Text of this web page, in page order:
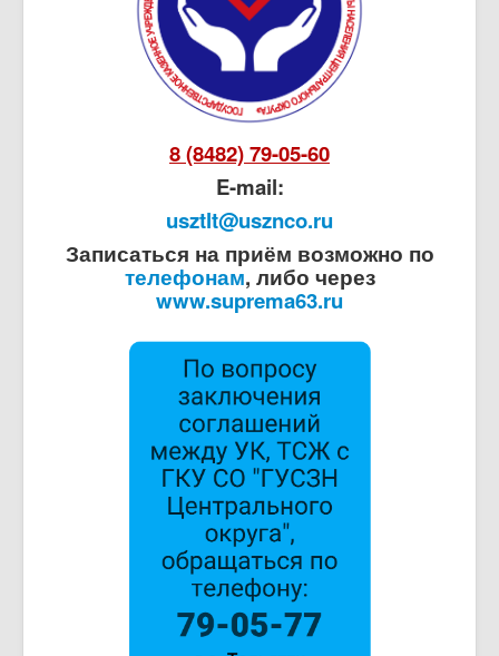
8 (8482) 79-05-60
E-mail:
usztlt@usznco.ru
Записаться на приём возможно по
телефонам, либо через
www.suprema63.ru